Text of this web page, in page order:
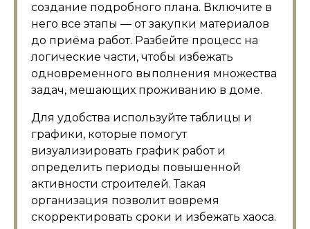
создание подробного плана. Включите в
него все этапы — от закупки материалов
до приёма работ. Разбейте процесс на
логические части, чтобы избежать
одновременного выполнения множества
задач, мешающих проживанию в доме.
Для удобства используйте таблицы и
графики, которые помогут
визуализировать график работ и
определить периоды повышенной
активности строителей. Такая
организация позволит вовремя
скорректировать сроки и избежать хаоса.